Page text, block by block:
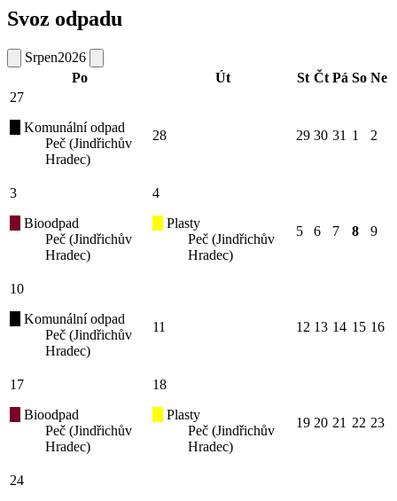
Svoz odpadu
Srpen2026
Po
Út St Čt Pá So Ne
27
Komunální odpad
Peč (Jindřichův
Hradec)
28 29 30 31 1 2
3
Bioodpad
Peč (Jindřichův
Hradec)
4
Plasty
Peč (Jindřichův
Hradec)
5 6 7 8 9
10
Komunální odpad
Peč (Jindřichův
Hradec)
11 12 13 14 15 16
17
Bioodpad
Peč (Jindřichův
Hradec)
18
Plasty
Peč (Jindřichův
Hradec)
19 20 21 22 23
24